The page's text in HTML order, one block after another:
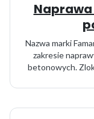
Nazwa marki
zakresie
betonowych.